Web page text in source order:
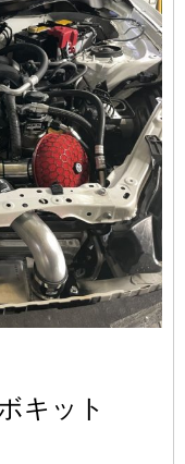
キット